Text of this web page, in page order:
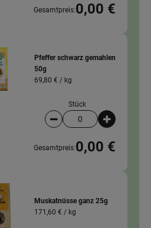
Gesamtpreis:0,00 €
Pfeffer schwarz gemahlen
50g
69,80 € / kg
Stück
Artikelanzahl
Gesamtpreis:0,00 €
Muskatnüsse ganz 25g
171,60 € / kg